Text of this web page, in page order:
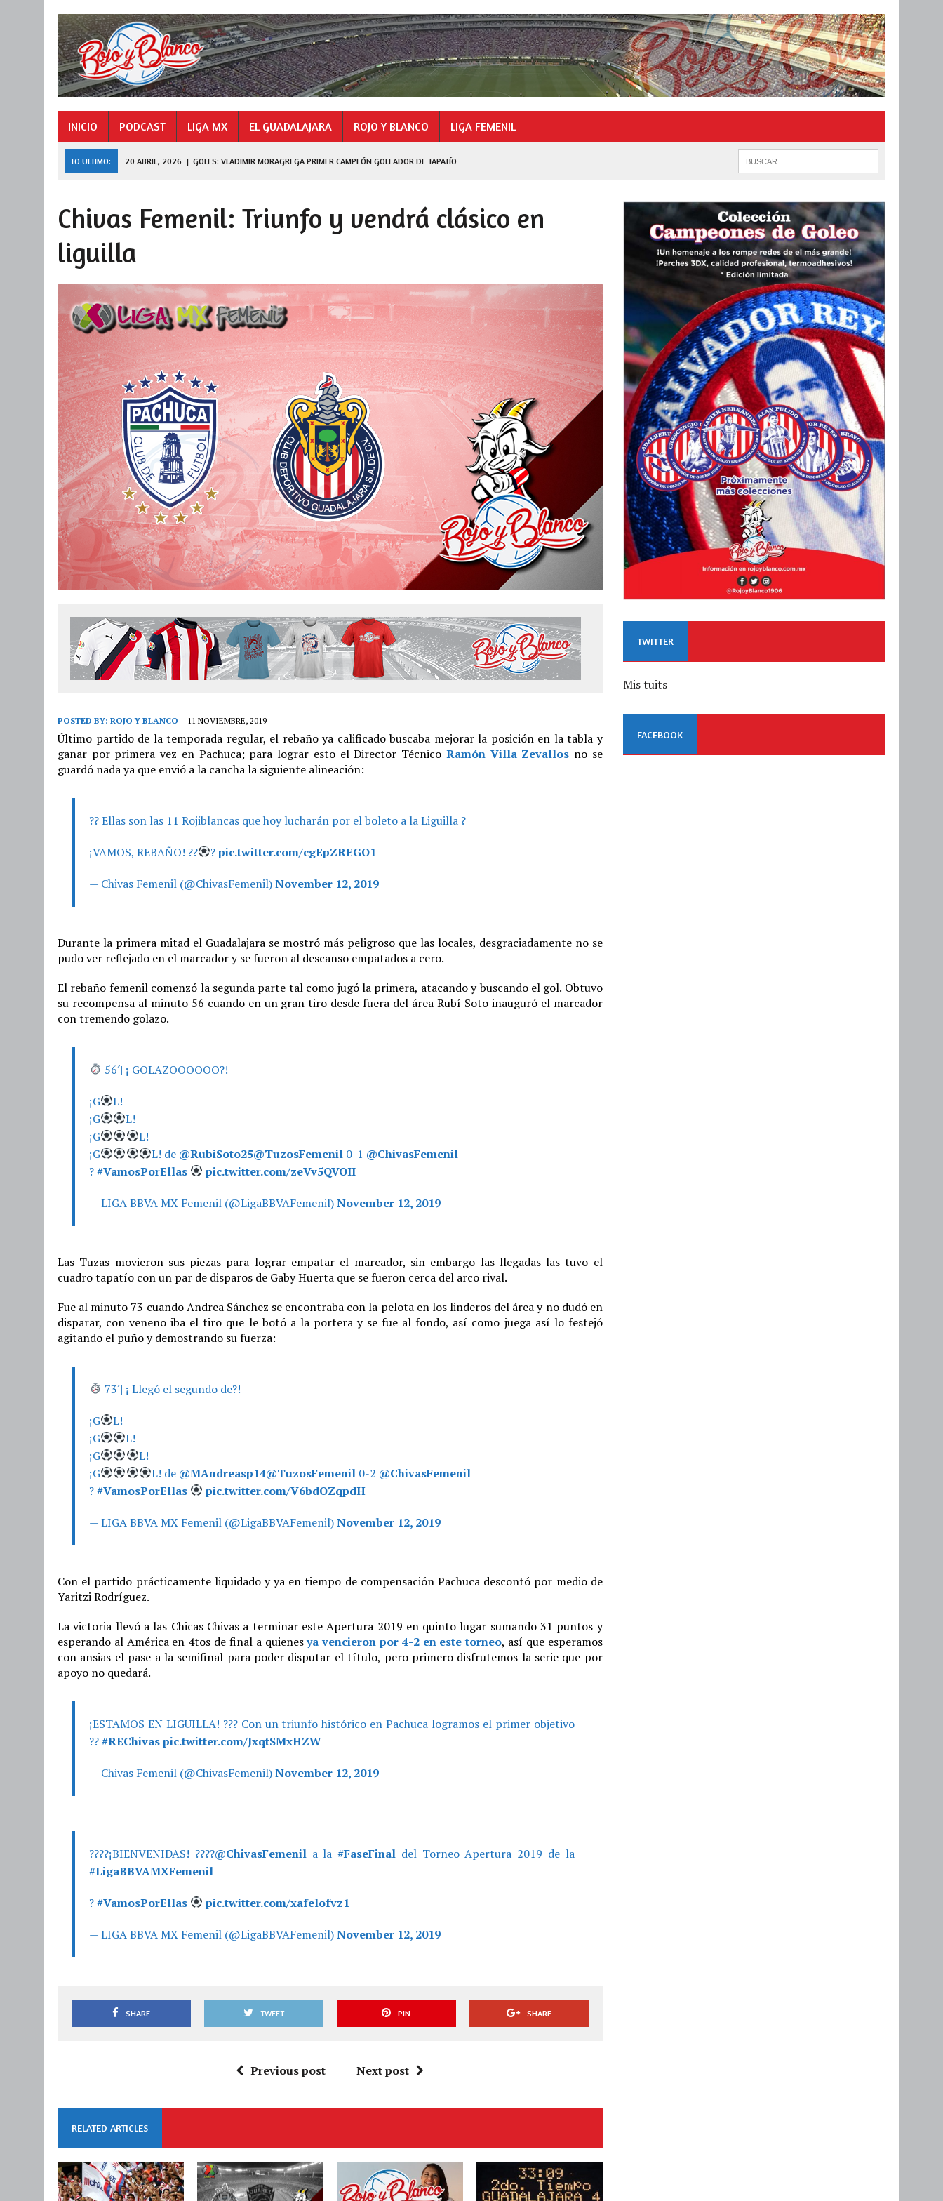
INICIO PODCAST LIGA MX EL GUADALAJARA ROJO Y BLANCO LIGA FEMENIL
LO ULTIMO: 20 ABRIL, 2026 | GOLES: VLADIMIR MORAGREGA PRIMER CAMPEÓN GOLEADOR DE TAPATÍO
27 JULIO, 2026 DE FERRAN A LEAGUES CUP
Chivas Femenil: Triunfo y vendrá clásico en
liguilla
POSTED BY: ROJO Y BLANCO 11 NOVIEMBRE, 2019
Último partido de la temporada regular, el rebaño ya calificado buscaba mejorar la posición en la tabla y
ganar por primera vez en Pachuca; para lograr esto el Director Técnico Ramón Villa Zevallos no se
guardó nada ya que envió a la cancha la siguiente alineación:
?? Ellas son las 11 Rojiblancas que hoy lucharán por el boleto a la Liguilla ?
¡VAMOS, REBAÑO! ?? ?pic.twitter.com/cgEpZREGO1
— Chivas Femenil (@ChivasFemenil)November 12, 2019
Durante la primera mitad el Guadalajara se mostró más peligroso que las locales, desgraciadamente no se
pudo ver reflejado en el marcador y se fueron al descanso empatados a cero.
El rebaño femenil comenzó la segunda parte tal como jugó la primera, atacando y buscando el gol. Obtuvo
su recompensa al minuto 56 cuando en un gran tiro desde fuera del área Rubí Soto inauguró el marcador
con tremendo golazo.
56´| ¡ GOLAZOOOOOO?!
¡G
L!
¡G
L!
¡G
L!
¡G
L! de @RubiSoto25@TuzosFemenil0-1 @ChivasFemenil
?#VamosPorEllas pic.twitter.com/zeVv5QVOII
— LIGA BBVA MX Femenil (@LigaBBVAFemenil)November 12, 2019
Las Tuzas movieron sus piezas para lograr empatar el marcador, sin embargo las llegadas las tuvo el
cuadro tapatío con un par de disparos de Gaby Huerta que se fueron cerca del arco rival.
Fue al minuto 73 cuando Andrea Sánchez se encontraba con la pelota en los linderos del área y no dudó en
disparar, con veneno iba el tiro que le botó a la portera y se fue al fondo, así como juega así lo festejó
agitando el puño y demostrando su fuerza:
73´| ¡ Llegó el segundo de?!
¡G
L!
¡G
L!
¡G
L!
¡G
L! de @MAndreasp14@TuzosFemenil0-2 @ChivasFemenil
?#VamosPorEllas pic.twitter.com/V6bdOZqpdH
— LIGA BBVA MX Femenil (@LigaBBVAFemenil)November 12, 2019
Con el partido prácticamente liquidado y ya en tiempo de compensación Pachuca descontó por medio de
Yaritzi Rodríguez.
La victoria llevó a las Chicas Chivas a terminar este Apertura 2019 en quinto lugar sumando 31 puntos y
esperando al América en 4tos de final a quienesya vencieron por 4-2 en este torneo, así que esperamos
con ansias el pase a la semifinal para poder disputar el título, pero primero disfrutemos la serie que por
apoyo no quedará.
¡ESTAMOS EN LIGUILLA! ??? Con un triunfo histórico en Pachuca logramos el primer objetivo
??#REChivaspic.twitter.com/JxqtSMxHZW
— Chivas Femenil (@ChivasFemenil)November 12, 2019
????¡BIENVENIDAS! ????@ChivasFemenila la#FaseFinal del Torneo Apertura 2019 de la
#LigaBBVAMXFemenil
?#VamosPorEllas pic.twitter.com/xafelofvz1
— LIGA BBVA MX Femenil (@LigaBBVAFemenil)November 12, 2019
SHARE TWEET PIN SHARE
Previous post Next post
RELATED ARTICLES
TWITTER
Mis tuits
FACEBOOK